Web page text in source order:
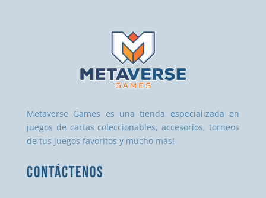
Metaverse Games es una tienda especializada en
juegos de cartas coleccionables, accesorios, torneos
de tus juegos favoritos y mucho más!
CONTÁCTENOS